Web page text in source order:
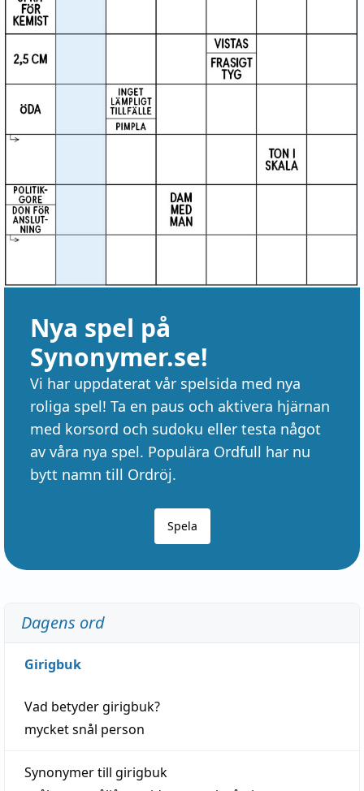
Nya spel på
Synonymer.se!
Vi har uppdaterat vår spelsida med nya
roliga spel! Ta en paus och aktivera hjärnan
med korsord och sudoku eller testa något
av våra nya spel. Populära Ordfull har nu
bytt namn till Ordröj.
Spela
Dagens ord
Girigbuk
Vad betydergirigbuk?
mycketsnål person
Synonymer till girigbuk